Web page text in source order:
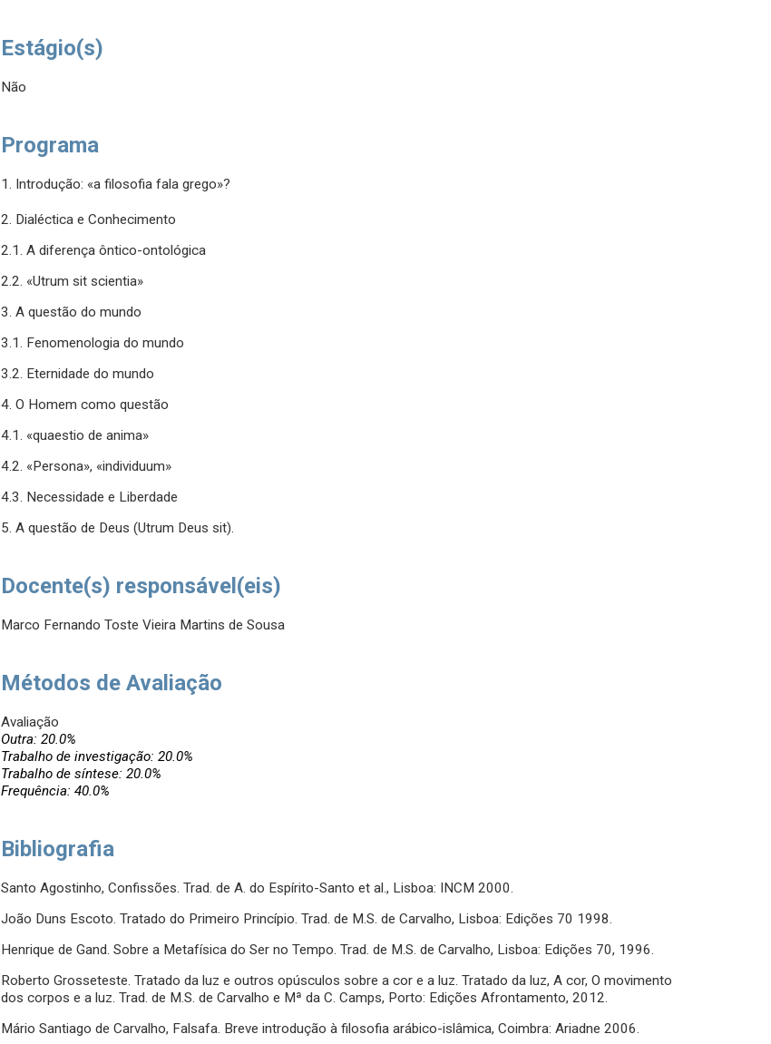
Estágio(s)
Não
Programa
1. Introdução: «a filosofia fala grego»?
2. Dialéctica e Conhecimento
2.1. A diferença ôntico-ontológica
2.2. «Utrum sit scientia»
3. A questão do mundo
3.1. Fenomenologia do mundo
3.2. Eternidade do mundo
4. O Homem como questão
4.1. «quaestio de anima»
4.2. «Persona», «individuum»
4.3. Necessidade e Liberdade
5. A questão de Deus (Utrum Deus sit).
Docente(s) responsável(eis)
Marco Fernando Toste Vieira Martins de Sousa
Métodos de Avaliação
Avaliação
Outra: 20.0%
Trabalho de investigação: 20.0%
Trabalho de síntese: 20.0%
Frequência: 40.0%
Bibliografia
Santo Agostinho, Confissões. Trad. de A. do Espírito-Santo et al., Lisboa: INCM 2000.
João Duns Escoto. Tratado do Primeiro Princípio. Trad. de M.S. de Carvalho, Lisboa: Edições 70 1998.
Henrique de Gand. Sobre a Metafísica do Ser no Tempo. Trad. de M.S. de Carvalho, Lisboa: Edições 70, 1996.
Roberto Grosseteste. Tratado da luz e outros opúsculos sobre a cor e a luz. Tratado da luz, A cor, O movimento
dos corpos e a luz. Trad. de M.S. de Carvalho e Mª da C. Camps, Porto: Edições Afrontamento, 2012.
Mário Santiago de Carvalho, Falsafa. Breve introdução à filosofia arábico-islâmica, Coimbra: Ariadne 2006.